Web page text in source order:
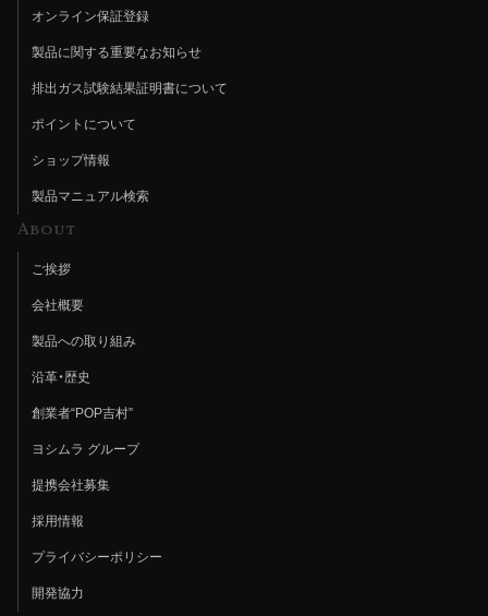
オンライン保証登録
製品に関する重要なお知らせ
排出ガス試験結果証明書について
ポイントについて
ショップ情報
製品マニュアル検索
About
ご挨拶
会社概要
製品への取り組み
沿革・歴史
創業者“POP吉村”
ヨシムラ グループ
提携会社募集
採用情報
プライバシーポリシー
開発協力